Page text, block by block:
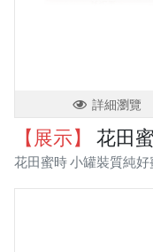
詳細瀏覽
【展示】 花田
花田蜜時 小罐裝質純好